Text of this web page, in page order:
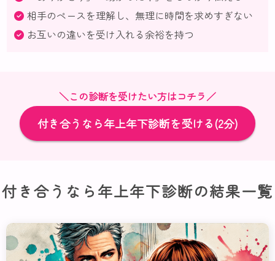
相手のペースを理解し、無理に時間を求めすぎない
お互いの違いを受け入れる余裕を持つ
＼この診断を受けたい方はコチラ／
付き合うなら年上年下診断を受ける(2分)
付き合うなら年上年下診断の結果一覧